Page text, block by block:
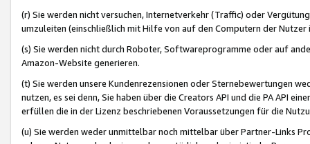
(r) Sie werden nicht versuchen, Internetverkehr (Traffic) oder
umzuleiten (einschließlich mit Hilfe von auf den Computern der
(s) Sie werden nicht durch Roboter, Softwareprogramme oder auf
Amazon-Website generieren.
(t) Sie werden unsere Kundenrezensionen oder Sternebewertungen
nutzen, es sei denn, Sie haben über die Creators API und die PA API
erfüllen die in der Lizenz beschriebenen Voraussetzungen für die
(u) Sie werden weder unmittelbar noch mittelbar über Partner-Links